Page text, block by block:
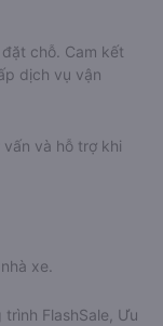
chỗ. Cam kết
dịch vụ vận
và hỗ trợ khi
xe.
FlashSale, Ưu